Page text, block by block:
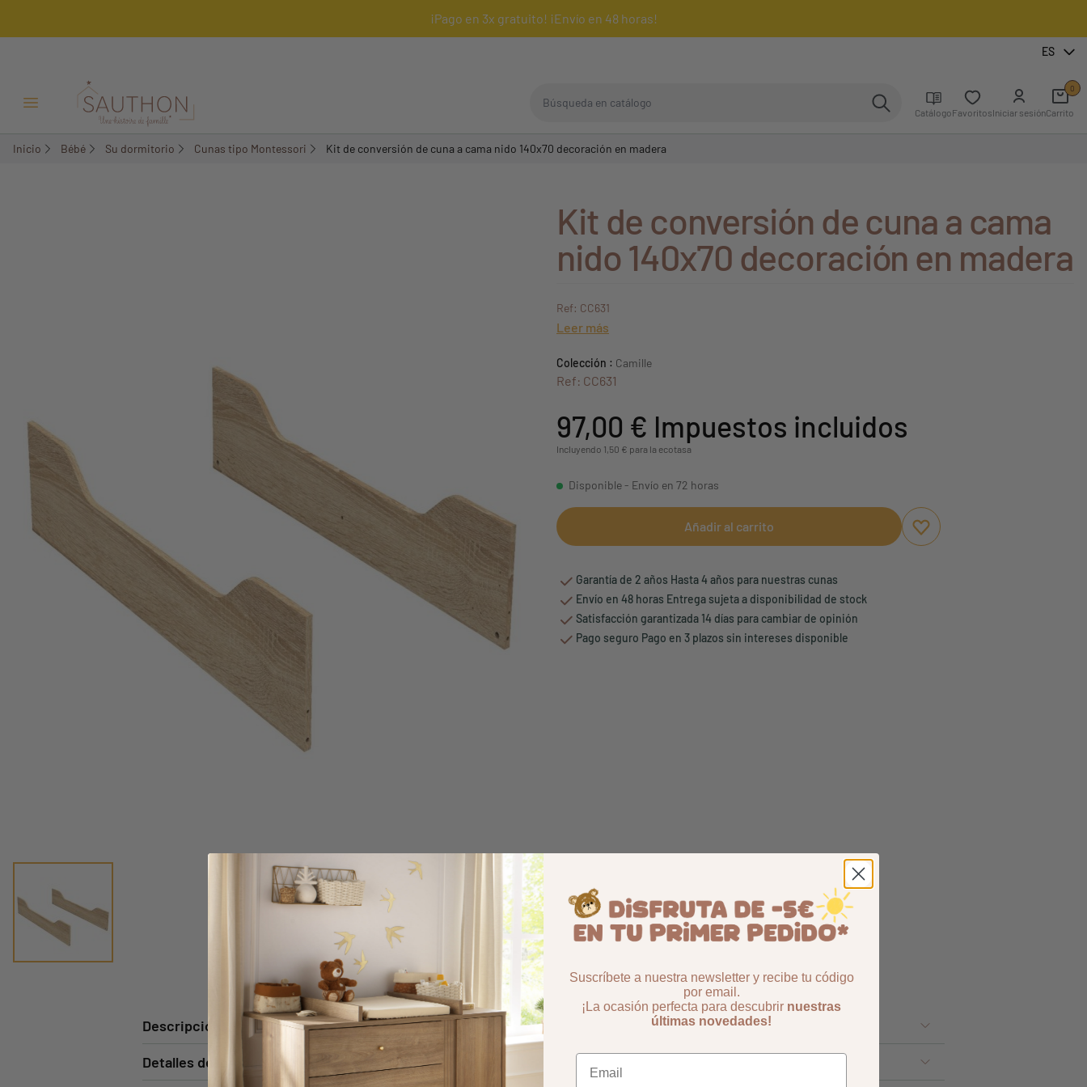
¡Pago en 3x gratuito! ¡Envío en 48 horas!
ES
Menú Abrir/Cerrar CatálogoFavoritosIniciar sesiónCarrito
0
Inicio Bébé Su dormitorio Cunas tipo Montessori Kit de conversión de cuna a cama nido 140x70 decoración en madera
Kit de conversión de cuna a cama
nido 140x70 decoración en madera
Ref: CC631
Leer más
Colección : Camille
Ref: CC631
97,00 € Impuestos incluidos
Incluyendo 1,50 € para la ecotasa
Disponible - Envío en 72 horas
Añadir al carrito
Aggiungi ai preferiti
borrar favoritos
Garantía de 2 años Hasta 4 años para nuestras cunas
Envío en 48 horas Entrega sujeta a disponibilidad de stock
Satisfacción garantizada 14 días para cambiar de opinión
Pago seguro Pago en 3 plazos sin intereses disponible
Descripción
Detalles del producto
Suscríbete a nuestra newsletter y recibe tu código
por email.
¡La ocasión perfecta para descubrir nuestras
últimas novedades!